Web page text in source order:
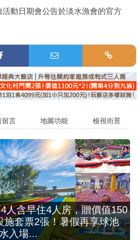
動日期會公告於淡水漁會的官方
留言 地圖功能 檢視街景
人含早住4人房，贈價值150
施套票2張！暑假再享球池
入場...